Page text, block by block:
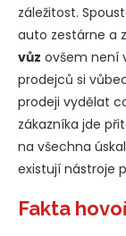
záležitost.
auto zestárne a
vůz ovšem není
prodejců si
prodeji vydělat
zákazníka jde
na všechna
existují nástroje
Fakta